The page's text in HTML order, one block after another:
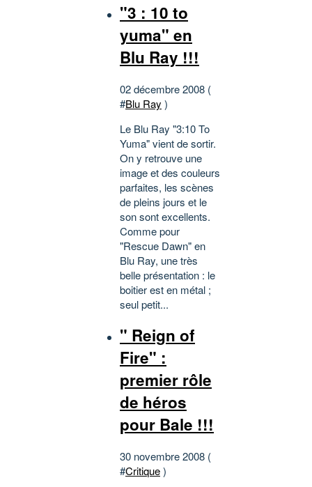
"3 : 10 to
yuma" en
Blu Ray !!!
02 décembre 2008 (
#Blu Ray )
Le Blu Ray "3:10 To
Yuma" vient de sortir.
On y retrouve une
image et des couleurs
parfaites, les scènes
de pleins jours et le
son sont excellents.
Comme pour
"Rescue Dawn" en
Blu Ray, une très
belle présentation : le
boitier est en métal ;
seul petit...
" Reign of
Fire" :
premier rôle
de héros
pour Bale !!!
30 novembre 2008 (
#Critique)